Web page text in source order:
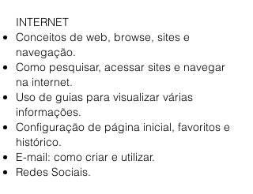
INTERNET
Conceitos de web, browse, sites e
navegação.
Como pesquisar, acessar sites e navegar
na internet.
Uso de guias para visualizar várias
informações.
Configuração de página inicial, favoritos e
histórico.
E-mail: como criar e utilizar.
Redes Sociais.